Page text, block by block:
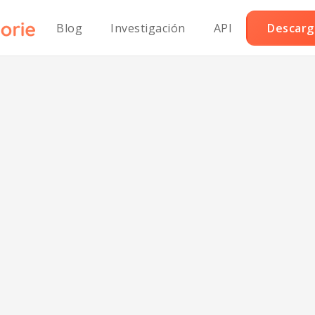
Blog Investigación API